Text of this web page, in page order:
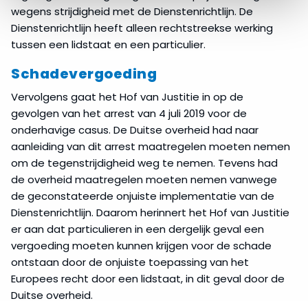
wegens strijdigheid met de Dienstenrichtlijn. De
Dienstenrichtlijn heeft alleen rechtstreekse werking
tussen een lidstaat en een particulier.
Schadevergoeding
Vervolgens gaat het Hof van Justitie in op de
gevolgen van het arrest van 4 juli 2019 voor de
onderhavige casus. De Duitse overheid had naar
aanleiding van dit arrest maatregelen moeten nemen
om de tegenstrijdigheid weg te nemen. Tevens had
de overheid maatregelen moeten nemen vanwege
de geconstateerde onjuiste implementatie van de
Dienstenrichtlijn. Daarom herinnert het Hof van Justitie
er aan dat particulieren in een dergelijk geval een
vergoeding moeten kunnen krijgen voor de schade
ontstaan door de onjuiste toepassing van het
Europees recht door een lidstaat, in dit geval door de
Duitse overheid.